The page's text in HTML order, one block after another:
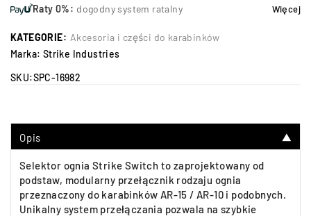
Raty 0%: dogodny system ratalny Więcej
KATEGORIE: Akcesoria i części do karabinków
Marka: Strike Industries
SKU:SPC-16982
Opis ▼
Selektor ognia Strike Switch to zaprojektowany od
podstaw, modularny przełącznik rodzaju ognia
przeznaczony do karabinków AR-15 / AR-10 i podobnych.
Unikalny system przełączania pozwala na szybkie